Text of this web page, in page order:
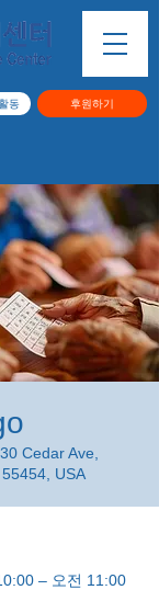
동 후원하기
Cedar Ave,
USA
– 오전 11:00